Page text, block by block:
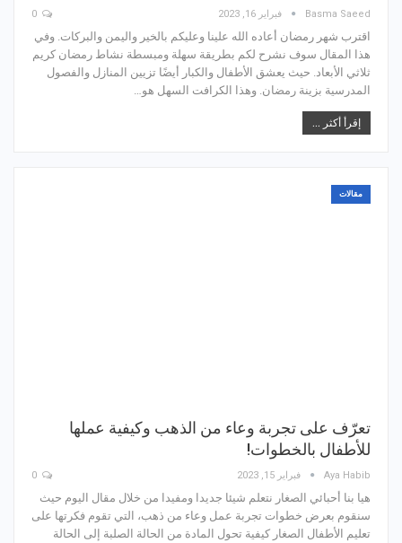
Basma Saeed فبراير 16, 2023
اقترب شهر رمضان أعاده الله علينا وعليكم بالخير واليمن والبركات. وفي
هذا المقال سوف نشرح لكم بطريقة سهلة ومبسطة نشاط رمضان كريم
ثلاثي الأبعاد. حيث يعشق الأطفال والكبار أيضًا تزيين المنازل والفصول
المدرسية بزينة رمضان. وهذا الكرافت السهل هو…
إقرأ أكثر ...
مقالات
تعرّف على تجربة وعاء من الذهب وكيفية عملها
للأطفال بالخطوات!
Aya Habib فبراير 15, 2023
هيا بنا أحبائي الصغار نتعلم شيئا جديدا ومفيدا من خلال مقال اليوم حيث
سنقوم بعرض خطوات تجربة عمل وعاء من ذهب، التي تقوم فكرتها على
تعليم الأطفال الصغار كيفية تحول المادة من الحالة الصلبة إلى الحالة